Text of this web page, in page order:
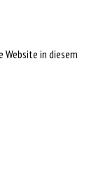
Website in diesem